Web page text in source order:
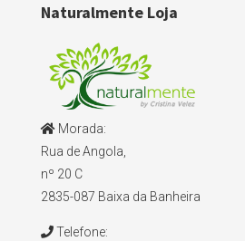
Naturalmente Loja
Morada:
Rua de Angola,
nº 20 C
2835-087 Baixa da Banheira
Telefone: